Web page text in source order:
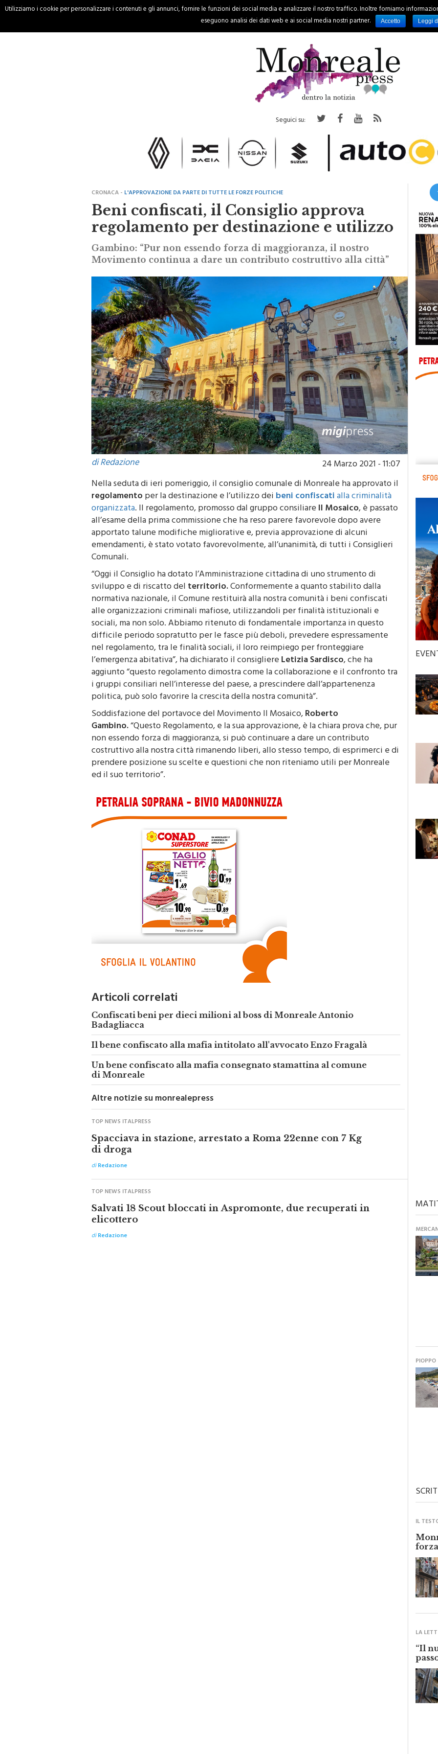
HOME CRONACA PALERMO REGIONE EVENTI RUBRICHE SPORT
Seguici su:
CRONACA - L'APPROVAZIONE DA PARTE DI TUTTE LE FORZE POLITICHE
Beni confiscati, il Consiglio approva
regolamento per destinazione e utilizzo
Gambino: “Pur non essendo forza di maggioranza, il nostro
Movimento continua a dare un contributo costruttivo alla città”
di Redazione
24 Marzo 2021 - 11:07
Nella seduta di ieri pomeriggio, il consiglio comunale di Monreale ha approvato il
regolamentoper la destinazione e l’utilizzo deibeni confiscatialla criminalità
organizzata . Il regolamento, promosso dal gruppo consiliareIl Mosaico , è passato
all’esame della prima commissione che ha reso parere favorevole dopo avere
apportato talune modifiche migliorative e, previa approvazione di alcuni
emendamenti, è stato votato favorevolmente, all’unanimità, di tutti i Consiglieri
Comunali.
“Oggi il Consiglio ha dotato l’Amministrazione cittadina di uno strumento di
sviluppo e di riscatto delterritorio. Conformemente a quanto stabilito dalla
normativa nazionale, il Comune restituirà alla nostra comunità i beni confiscati
alle organizzazioni criminali mafiose, utilizzandoli per finalità istituzionali e
sociali, ma non solo. Abbiamo ritenuto di fondamentale importanza in questo
difficile periodo sopratutto per le fasce più deboli, prevedere espressamente
nel regolamento, tra le finalità sociali, il loro reimpiego per fronteggiare
l’emergenza abitativa”, ha dichiarato il consigliereLetizia Sardisco, che ha
aggiunto “questo regolamento dimostra come la collaborazione e il confronto tra
i gruppi consiliari nell’interesse del paese, a prescindere dall’appartenenza
politica, può solo favorire la crescita della nostra comunità”.
Soddisfazione del portavoce del Movimento Il Mosaico, Roberto
Gambino. “Questo Regolamento, e la sua approvazione, è la chiara prova che, pur
non essendo forza di maggioranza, si può continuare a dare un contributo
costruttivo alla nostra città rimanendo liberi, allo stesso tempo, di esprimerci e di
prendere posizione su scelte e questioni che non riteniamo utili per Monreale
ed il suo territorio”.
Articoli correlati
Confiscati beni per dieci milioni al boss di Monreale Antonio
Badagliacca
Il bene confiscato alla mafia intitolato all'avvocato Enzo Fragalà
Un bene confiscato alla mafia consegnato stamattina al comune
di Monreale
Altre notizie su monrealepress
TOP NEWS ITALPRESS
Spacciava in stazione, arrestato a Roma 22enne con 7 Kg
di droga
diRedazione
TOP NEWS ITALPRESS
Salvati 18 Scout bloccati in Aspromonte, due recuperati in
elicottero
diRedazione
PIOPPO
IL
LA
“Il
Utilizziamo i cookie per personalizzare i contenuti e gli annunci, fornire le funzioni dei social media e analizzare il nostro traffico. Inoltre forniamo
eseguono analisi dei dati web e ai social media nostri partner.
Accetto Leggi